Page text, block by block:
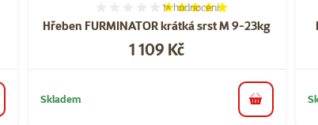
hodnocení: 1
Hřeben FURMINATOR krátká srst M 9-23kg
Hodnocení 100%, počet
1×hodnocení
Cena
1 109 Kč
Skladem do košíku